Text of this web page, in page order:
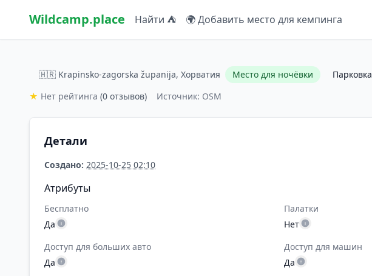
Wildcamp.place Найти ⛺ 🌍 Добавить место для кемпинга
🇭🇷 Krapinsko-zagorska županija, Хорватия Место для ночёвки
Парковка
★ Нет рейтинга (0 отзывов) Источник: OSM
Детали
Создано: 2025-10-25 02:10
Атрибуты
Бесплатно
Да
Палатки
Нет
Доступ для больших авто
Да
Доступ для машин
Да